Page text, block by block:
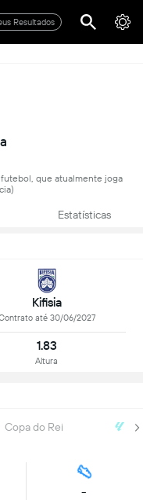
Resultados
que atualmente joga
Estatísticas
Kifisia
até 30/06/2027
1.83
Altura
Copa do Rei
-